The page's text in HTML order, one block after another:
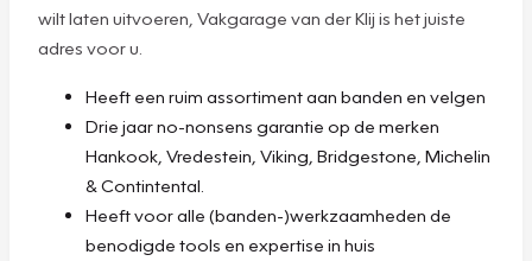
wilt laten uitvoeren, Vakgarage van der Klij is het juiste
adres voor u.
Heeft een ruim assortiment aan banden en velgen
Drie jaar no-nonsens garantie op de merken
Hankook, Vredestein, Viking, Bridgestone, Michelin
& Contintental.
Heeft voor alle (banden-)werkzaamheden de
benodigde tools en expertise in huis